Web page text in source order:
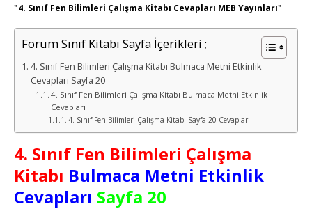
"4. Sınıf Fen Bilimleri Çalışma Kitabı Cevapları MEB Yayınları"
Forum Sınıf Kitabı Sayfa İçerikleri ;
4. Sınıf Fen Bilimleri Çalışma Kitabı Bulmaca Metni Etkinlik
Cevapları Sayfa 20
4. Sınıf Fen Bilimleri Çalışma Kitabı Bulmaca Metni Etkinlik
Cevapları
4. Sınıf Fen Bilimleri Çalışma Kitabı Sayfa 20 Cevapları
4. Sınıf Fen Bilimleri Çalışma
Kitabı Bulmaca Metni Etkinlik
Cevapları Sayfa 20